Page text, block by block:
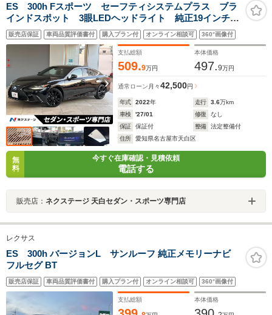
ES 300h Fスポーツ セーフティシステムプラス ブラ
インドスポット 3眼LEDヘッドライト 純正19インチ
AW 革巻ステアリング 専用スポーツシート スマート
キー プレミアムサウンドシステム ムーンルーフ
販売店保証 車両品質評価書付 購入プラン付 オンライン相談可 360°画像付
支払総額
509.9万円
本体価格
497.9万円
通常ローン 月々42,500円
年式 2022年 走行 3.6万km
車検
'27/01 修復
なし
保証
保証付 整備
法定整備付
住所
愛知県名古屋市天白区
無
料
今すぐ在庫確認・見積依頼
電話する
販売店： ネクステージ 天白セダン・スポーツ専門店
レクサス
ES 300h バージョンL サンルーフ 純正メモリーナビ
フルセグ BT
販売店保証 車両品質評価書付 購入プラン付 オンライン相談可 360°画像付
支払総額 本体価格